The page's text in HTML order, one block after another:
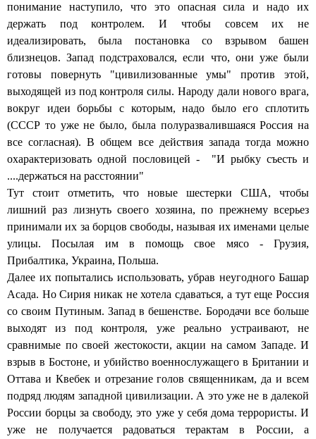
понимание наступило, что это опасная сила и надо их
держать под контролем. И чтобы совсем их не
идеализировать, была постановка со взрывом башен
близнецов. Запад подстраховался, если что, они уже были
готовы повернуть "цивилизованные умы" против этой,
выходящей из под контроля силы. Народу дали нового врага,
вокруг идеи борьбы с которым, надо было его сплотить
(СССР то уже не было, была полуразвалившаяся Россия на
все согласная). В общем все действия запада тогда можно
охарактеризовать одной пословицей - "И рыбку съесть и
....держаться на расстоянии"
Тут стоит отметить, что новые шестерки США, чтобы
лишний раз лизнуть своего хозяина, по прежнему всерьез
принимали их за борцов свободы, называя их именами целые
улицы. Посылая им в помощь свое мясо - Грузия,
Прибалтика, Украина, Польша.
Далее их попытались использовать, убрав неугодного Башар
Асада. Но Сирия никак не хотела сдаваться, а тут еще Россия
со своим Путиным. Запад в бешенстве. Бородачи все больше
выходят из под контроля, уже реально устраивают, не
сравнимые по своей жестокости, акции на самом Западе. И
взрыв в Бостоне, и убийство военнослужащего в Британии и
Оттава и Квебек и отрезание голов священникам, да и всем
подряд людям западной цивилизации. А это уже не в далекой
России борцы за свободу, это уже у себя дома террористы. И
уже не получается радоваться терактам в России, а